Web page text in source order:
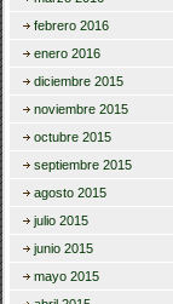
febrero 2016
enero 2016
diciembre 2015
noviembre 2015
octubre 2015
septiembre 2015
agosto 2015
julio 2015
junio 2015
mayo 2015